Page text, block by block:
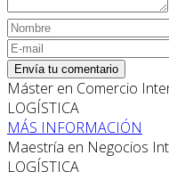
Envía tu comentario
Máster en Comercio
LOGÍSTICA
MÁS INFORMACIÓN
Maestría en Negocios
LOGÍSTICA